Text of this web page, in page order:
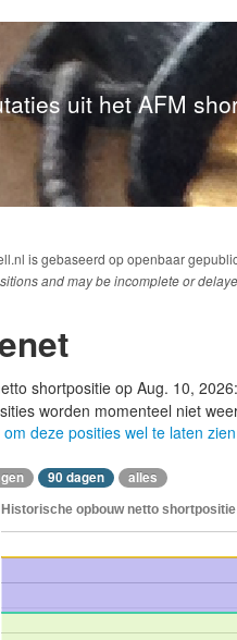
uit het AFM
is gebaseerd op openbaar
and may be incomplete or
shortpositie op Aug. 10,
worden momenteel niet
om deze posities wel te laten zien
90 dagen alles
Historische opbouw netto